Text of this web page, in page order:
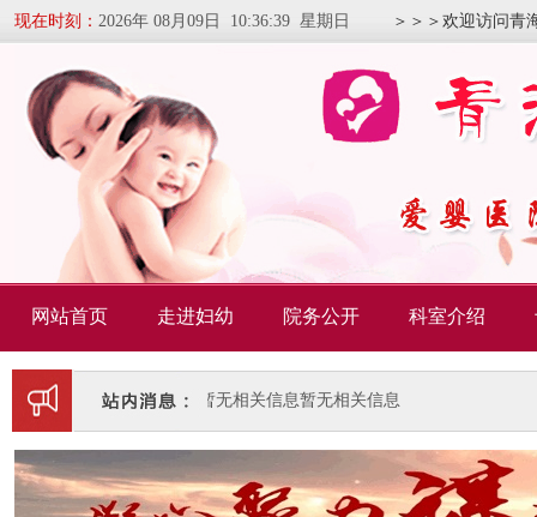
现在时刻： 2026年 08月09日 10:36:40 星期日 ＞＞＞欢迎访问青
网站首页 走进妇幼 院务公开 科室介绍
暂无相关信息暂无相关信息